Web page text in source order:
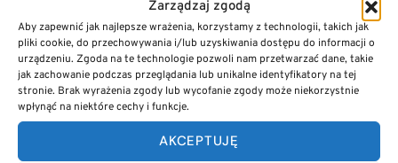
Zarządzaj zgodą
Aby zapewnić jak najlepsze wrażenia, korzystamy z technologii, takich jak
pliki cookie, do przechowywania i/lub uzyskiwania dostępu do informacji o
urządzeniu. Zgoda na te technologie pozwoli nam przetwarzać dane, takie
jak zachowanie podczas przeglądania lub unikalne identyfikatory na tej
stronie. Brak wyrażenia zgody lub wycofanie zgody może niekorzystnie
wpłynąć na niektóre cechy i funkcje.
AKCEPTUJĘ
nowoczesne zastrzyki biologiczne (Librela).
PRAKTYCZNA CHECKLISTA: JAK
BEZPIECZNIE POMÓC PSU Z BÓLEM
STAWÓW W DOMU?
Zanim dotrzesz do weterynarza po bezpieczne leki,